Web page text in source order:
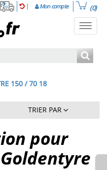
Mon compte (0)
150 / 70 18
TRIER PAR
pour